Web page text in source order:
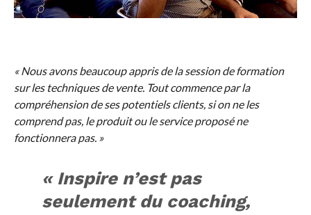
« Nous avons beaucoup appris de la session de formation
sur les techniques de vente. Tout commence par la
compréhension de ses potentiels clients, si on ne les
comprend pas, le produit ou le service proposé ne
fonctionnera pas. »
« Inspire n’est pas
seulement du coaching,